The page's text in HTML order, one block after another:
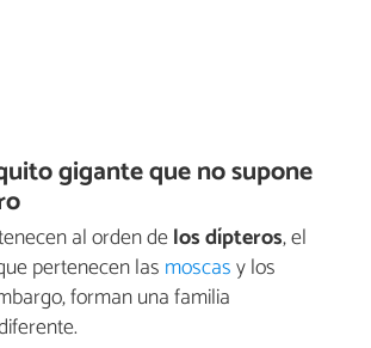
gigante que no supone
al orden delos dípteros, el
pertenecen lasmoscasy los
forman una familia